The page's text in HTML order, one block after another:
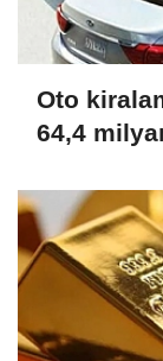
Oto
64,4